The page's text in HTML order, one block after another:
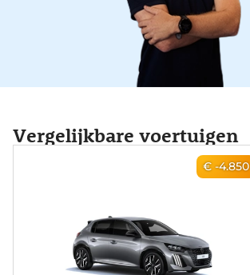
Vergelijkbare voertuigen
€ -4.850